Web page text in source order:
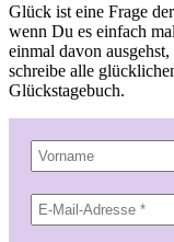
Glück ist eine Frage
wenn Du es einfach
einmal davon
schreibe alle
Glückstagebuch.